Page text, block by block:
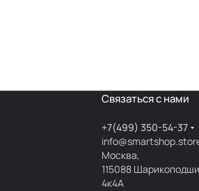
Связаться с нами
+7(499) 350-54-37
Москва,
115088
4к4А